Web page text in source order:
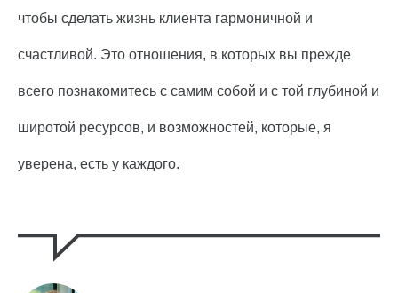
чтобы сделать жизнь клиента гармоничной и
счастливой. Это отношения, в которых вы прежде
всего познакомитесь с самим собой и с той глубиной и
широтой ресурсов, и возможностей, которые, я
уверена, есть у каждого.